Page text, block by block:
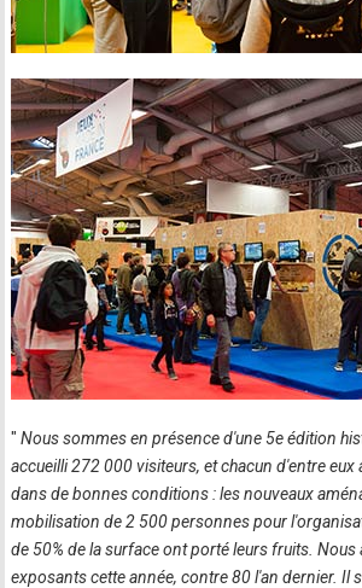
" Nous sommes en présence d'une 5e édition
accueilli 272 000 visiteurs, et chacun d'entre
dans de bonnes conditions : les nouveaux
mobilisation de 2 500 personnes pour
de 50% de la surface ont porté leurs fruits.
exposants cette année, contre 80 l'an dernier. Il